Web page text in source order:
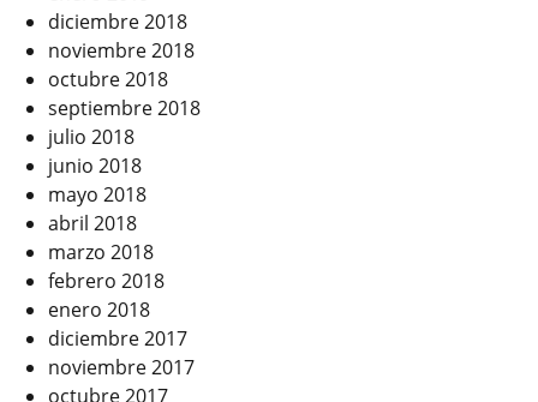
diciembre 2018
noviembre 2018
octubre 2018
septiembre 2018
julio 2018
junio 2018
mayo 2018
abril 2018
marzo 2018
febrero 2018
enero 2018
diciembre 2017
noviembre 2017
octubre 2017